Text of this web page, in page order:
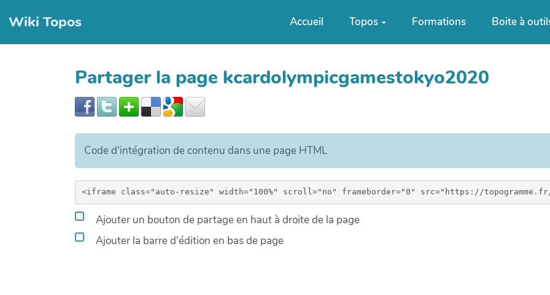
Wiki Topos Accueil Topos Formations Boite à
Partager la page kcardolympicgamestokyo2020
Code d'intégration de contenu dans une page HTML
Ajouter un bouton de partage en haut à droite de la page
Ajouter la barre d'édition en bas de page